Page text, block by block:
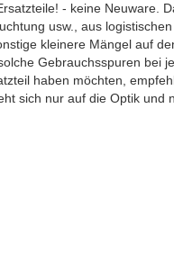
- keine Neuware.
usw., aus
kleinere Mängel auf
Gebrauchsspuren bei
haben möchten,
sich nur auf die Optik und